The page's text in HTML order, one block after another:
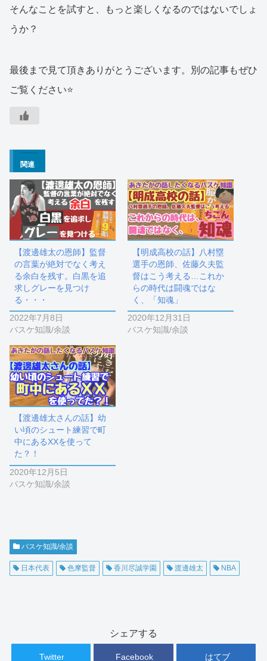
そんなことを試すと、もっと楽しくなるのではないでしょ
うか？
最後まで見て頂きありがとうございます。別の記事もぜひ
ご覧ください⭐️
関連
【渡邊雄太の恩師】監督
の言葉が絶対でなく考え
る余白を残す。白黒を追
求しグレーを見つけ
る・・・
2022年7月8日
バスケ知識/余談
【明成高校の話】八村塁
選手の恩師、佐藤久夫監
督はこう考える…これか
らの時代は闘魂ではな
く、「知魂」
2020年12月31日
バスケ知識/余談
【渡邊雄太さんの話】幼
い頃のシュート練習で町
中にあるXXを使って
た？！
2020年12月5日
バスケ知識/余談
バスケ知識/余談
日本代表 色摩監督 香川尽誠学園 渡邊雄太 NBA
シェアする
Twitter Facebook はてブ